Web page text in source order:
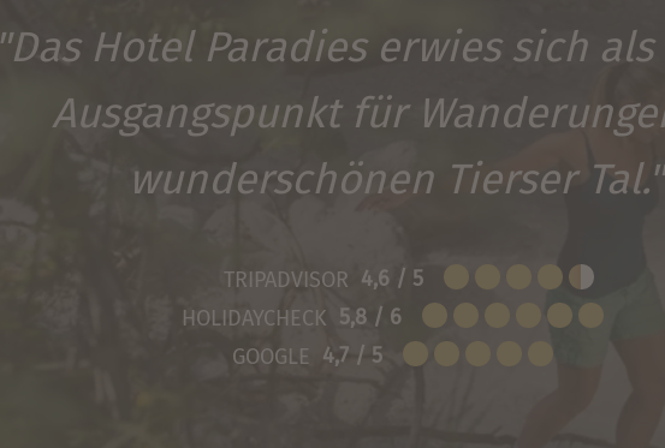
"Das Hotel Paradies erwies sich
Ausgangspunkt für
wunderschönen Tierser Tal."
TRIPADVISOR 4,6 / 5
HOLIDAYCHECK 5,8 / 6
GOOGLE 4,7 / 5